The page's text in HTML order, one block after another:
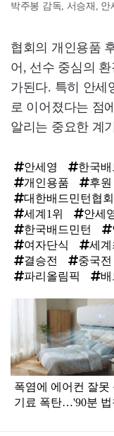
박주봉 감독, 서승재,
협회의 개인용품
어, 선수 중심의
가된다. 특히 안세
로 이어졌다는 점
알리는 중요한 계
안세영 한국배
개인용품
후원
대한배드민턴협
세계1위
안세
한국배드민턴
여자단식
세
결승전
중국전
파리올림픽
라
폭염에 에어컨 잘못
기료 폭탄…'90분 법